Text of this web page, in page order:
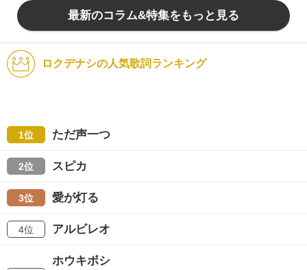
最新のコラム&特集をもっと見る
ロクデナシの人気歌詞ランキング
1位 ただ声一つ
2位 スピカ
3位 愛が灯る
4位 アルビレオ
ホウキボシ